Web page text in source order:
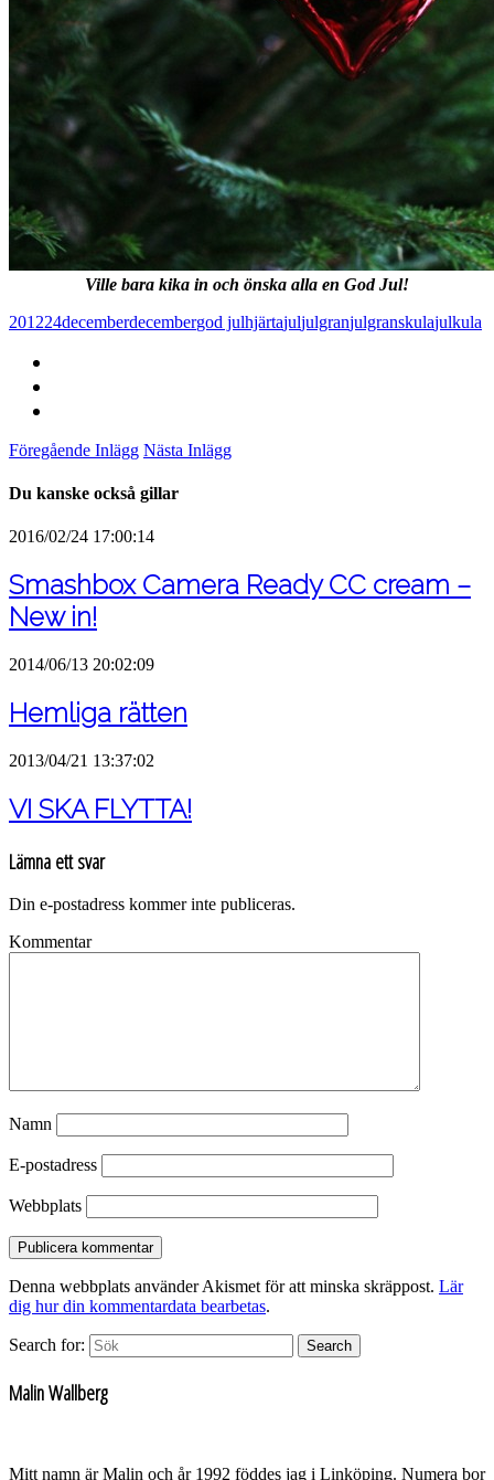
Ville bara kika in och önska alla en God Jul!
201224decemberdecembergod julhjärtajuljulgranjulgranskulajulkula
Föregående Inlägg Nästa Inlägg
Du kanske också gillar
2016/02/24 17:00:14
Smashbox Camera Ready CC cream –
New in!
2014/06/13 20:02:09
Hemliga rätten
2013/04/21 13:37:02
VI SKA FLYTTA!
Lämna ett svar
Din e-postadress kommer inte publiceras.
Kommentar
Namn
E-postadress
Webbplats
Denna webbplats använder Akismet för att minska skräppost. Lär
dig hur din kommentardata bearbetas.
Search for: Search
Malin Wallberg
Mitt namn är Malin och år 1992 föddes jag i Linköping. Numera bor